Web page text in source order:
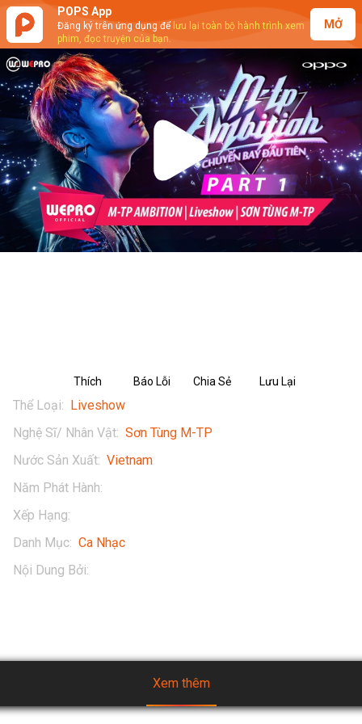
POPS App
Đăng ký trên ứng dụng để lưu lại toàn bộ hành trình xem
phim, đọc truyện của bạn.
MỞ
Play
Video
Thích Báo Lỗi Chia Sẻ Lưu Lại
Thể Loại: Liveshow
Nghệ Sĩ/ Nhân Vật: Sơn Tùng M-TP
Nước Sản Xuất: Vietnam
Năm Phát Hành:
Xếp Hạng:
Danh Mục: Ca Nhạc
Nội Dung Bởi:
Xem thêm